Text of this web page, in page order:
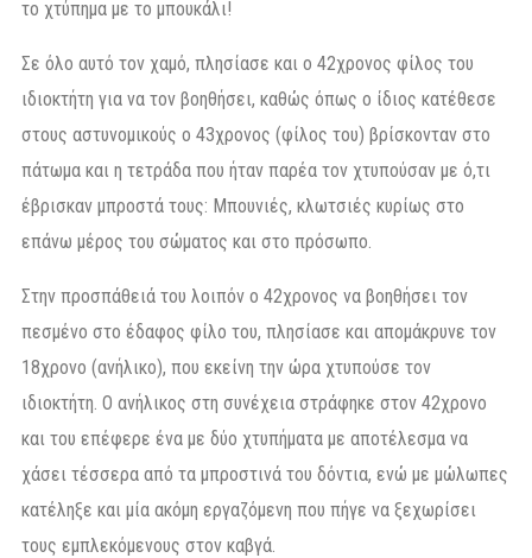
το χτύπημα με το μπουκάλι!
Σε όλο αυτό τον χαμό, πλησίασε και ο 42χρονος φίλος του
ιδιοκτήτη για να τον βοηθήσει, καθώς όπως ο ίδιος κατέθεσε
στους αστυνομικούς ο 43χρονος (φίλος του) βρίσκονταν στο
πάτωμα και η τετράδα που ήταν παρέα τον χτυπούσαν με ό,τι
έβρισκαν μπροστά τους: Μπουνιές, κλωτσιές κυρίως στο
επάνω μέρος του σώματος και στο πρόσωπο.
Στην προσπάθειά του λοιπόν ο 42χρονος να βοηθήσει τον
πεσμένο στο έδαφος φίλο του, πλησίασε και απομάκρυνε τον
18χρονο (ανήλικο), που εκείνη την ώρα χτυπούσε τον
ιδιοκτήτη. Ο ανήλικος στη συνέχεια στράφηκε στον 42χρονο
και του επέφερε ένα με δύο χτυπήματα με αποτέλεσμα να
χάσει τέσσερα από τα μπροστινά του δόντια, ενώ με μώλωπες
κατέληξε και μία ακόμη εργαζόμενη που πήγε να ξεχωρίσει
τους εμπλεκόμενους στον καβγά.